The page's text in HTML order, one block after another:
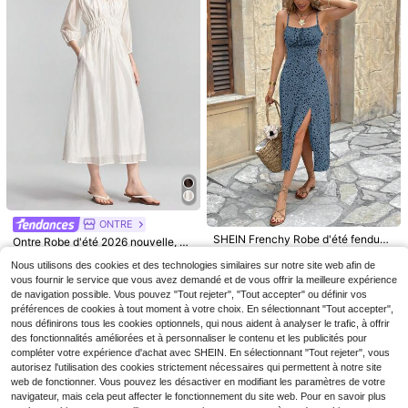
Resyla Robe d'été à la
mode pour femmes avec boucle, im
primé et fente fendue sans bretelles
Wandoria
NEW Wandoria Robe vintage bohèm
e style campagnard avec imprimé f
euilles tombées & floral, col en V, m
anches longues, coupe ample et fla
tteuse
20,49€
ONTRE
Ontre Robe d'été 2026 nouvelle, co
affinantes, robe d'été urbaine éléga
nte, grande taille, polyvalente, sac,
vacances, plage, festival de musiq
ue, vêtements printemps/été, sorti
e, décontracté, convient pour l'été,
tenue décontractée urbaine pour fe
mmes, robe de renouveau pour fem
mes, robe de soirée élégante, robe
d'invitée de mariage pour femmes, t
enue de travail pour femmes
SHEIN Frenchy Robe d'été fendue
uerite
11
Nous utilisons des cookies et des technologies similaires sur notre site web afin de
vous fournir le service que vous avez demandé et de vous offrir la meilleure expérience
de navigation possible. Vous pouvez "Tout rejeter", "Tout accepter" ou définir vos
préférences de cookies à tout moment à votre choix. En sélectionnant "Tout accepter",
nous définirons tous les cookies optionnels, qui nous aident à analyser le trafic, à offrir
des fonctionnalités améliorées et à personnaliser le contenu et les publicités pour
compléter votre expérience d'achat avec SHEIN. En sélectionnant "Tout rejeter", vous
autorisez l'utilisation des cookies strictement nécessaires qui permettent à notre site
web de fonctionner. Vous pouvez les désactiver en modifiant les paramètres de votre
navigateur, mais cela peut affecter le fonctionnement du site web. Pour en savoir plus